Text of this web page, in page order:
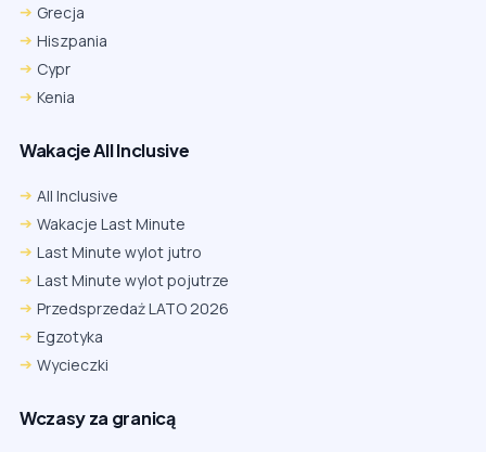
Grecja
Hiszpania
Cypr
Kenia
Wakacje All Inclusive
All Inclusive
Wakacje Last Minute
Last Minute wylot jutro
Last Minute wylot pojutrze
Przedsprzedaż LATO 2026
Egzotyka
Wycieczki
Wczasy za granicą